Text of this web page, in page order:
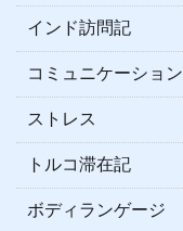
インド訪問記
コミュニケーション
ストレス
トルコ滞在記
ボディランゲージ